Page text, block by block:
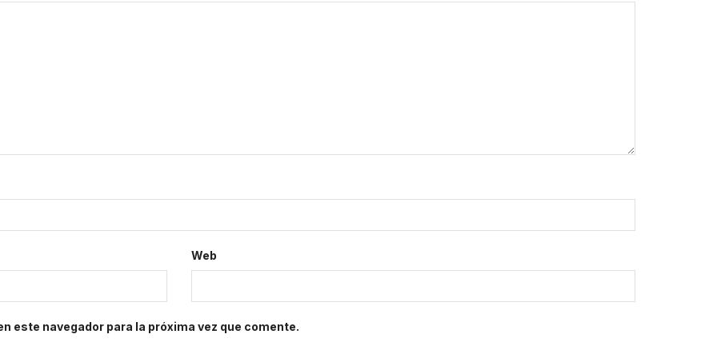
Web
este navegador para la próxima vez que comente.